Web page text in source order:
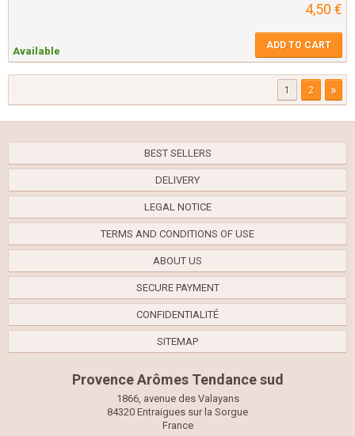
4,50 €
Available ADD TO CART
1 2 »
BEST SELLERS
DELIVERY
LEGAL NOTICE
TERMS AND CONDITIONS OF USE
ABOUT US
SECURE PAYMENT
CONFIDENTIALITÉ
SITEMAP
Provence Arômes Tendance sud
1866, avenue des Valayans
84320 Entraigues sur la Sorgue
France